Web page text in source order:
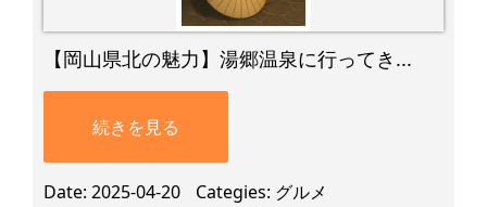
【岡山県北の魅力】湯郷温泉に行ってき...
続きを見る
Date 2025-04-20 Categies グルメ